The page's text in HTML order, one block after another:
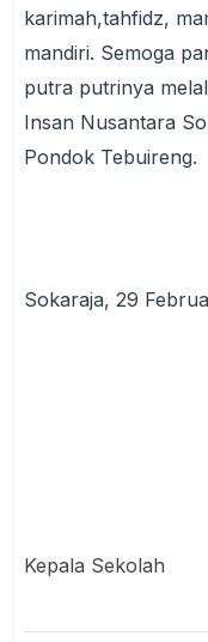
karimah,tahfidz,
mandiri. Semoga
putra putrinya
Insan Nusantara
Pondok Tebuireng.
Sokaraja, 29
Kepala Sekolah